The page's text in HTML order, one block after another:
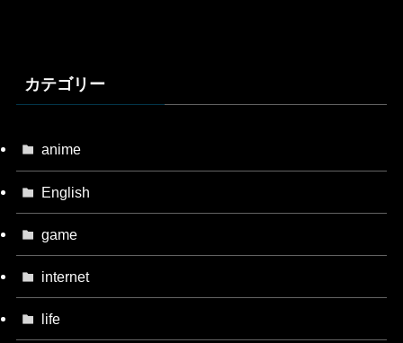
カテゴリー
anime
English
game
internet
life